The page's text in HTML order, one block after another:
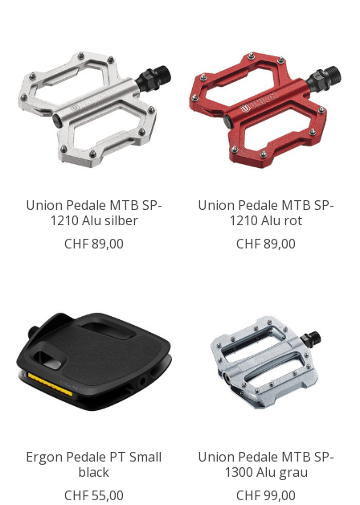
Union Pedale MTB SP-
1210 Alu silber
CHF 89,00
Union Pedale MTB SP-
1210 Alu rot
CHF 89,00
Ergon Pedale PT Small
black
CHF 55,00
Union Pedale MTB SP-
1300 Alu grau
CHF 99,00